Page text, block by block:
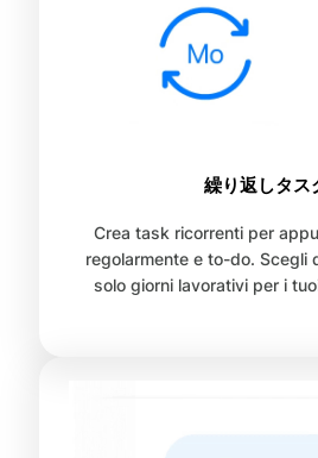
繰り返しタス
Crea task ricorrenti per
regolarmente e to-do. Scegli
solo giorni lavorativi per i